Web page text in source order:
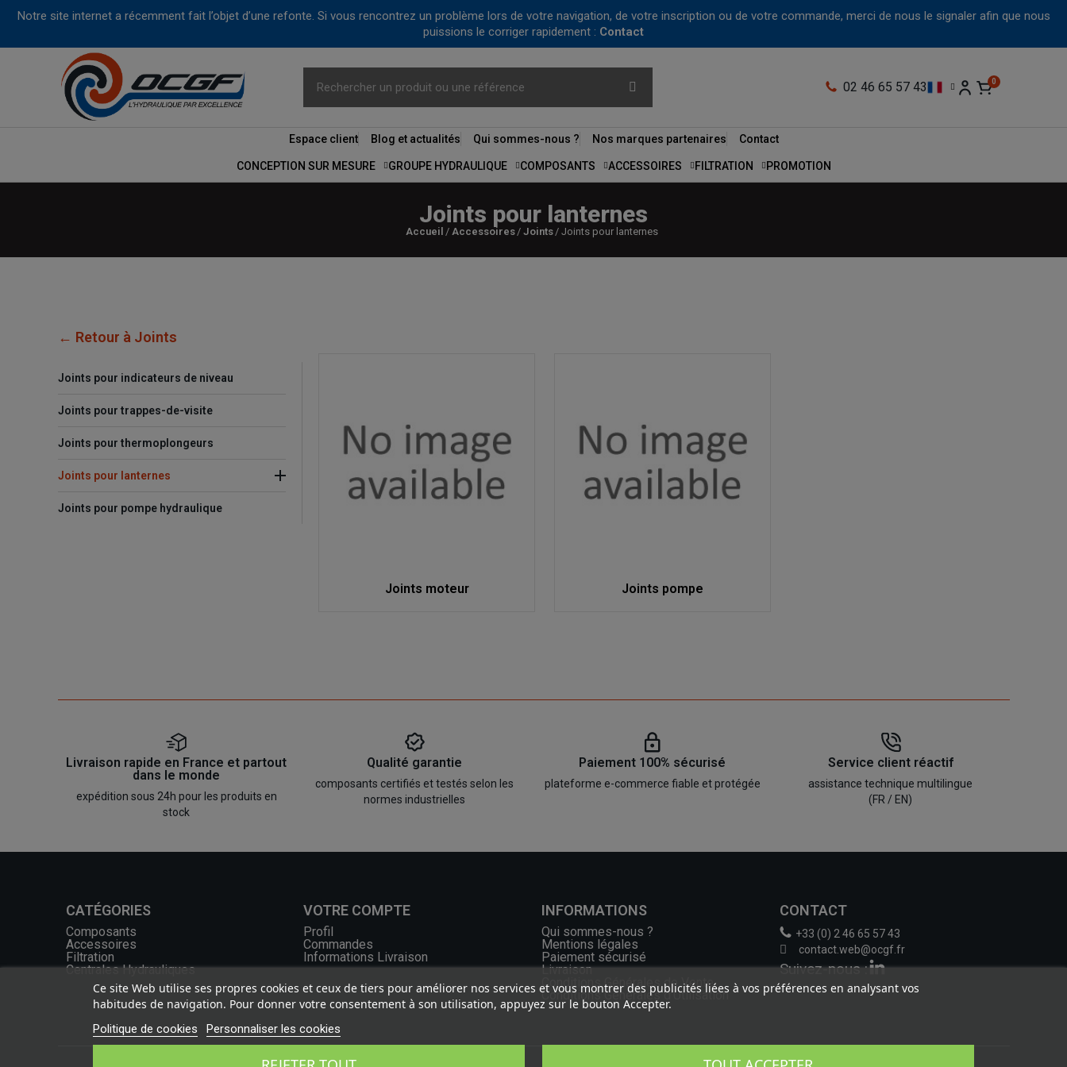
Notre site internet a récemment fait l’objet d’une refonte. Si vous rencontrez un problème lors de votre navigation, de votre inscription ou de votre commande, merci de nous le signaler afin que nous
puissions le corriger rapidement : Contact
02 46 65 57 43
Espace client Blog et actualités Qui sommes-nous ? Nos marques partenaires Contact
CONCEPTION SUR MESURE GROUPE HYDRAULIQUE COMPOSANTS ACCESSOIRES FILTRATION PROMOTION
Joints pour lanternes
Accueil Accessoires Joints Joints pour lanternes
← Retour à Joints
Joints pour indicateurs de niveau
Joints pour trappes-de-visite
Joints pour thermoplongeurs
Joints pour lanternes
Joints pour pompe hydraulique
Joints moteur Joints pompe
Livraison rapide en France et partout
dans le monde
expédition sous 24h pour les produits en
stock
Qualité garantie
composants certifiés et testés selon les
normes industrielles
Paiement 100% sécurisé
plateforme e-commerce fiable et protégée
Service client réactif
assistance technique multilingue
(FR / EN)
CATÉGORIES
Composants
Accessoires
Filtration
Centrales Hydrauliques
VOTRE COMPTE
Profil
Commandes
Informations Livraison
INFORMATIONS
Qui sommes-nous ?
Mentions légales
Paiement sécurisé
Livraison
Conditions Générales de Vente
Conditions Générales d'Utilisation
CONTACT
+33 (0) 2 46 65 57 43
contact.web@ocgf.fr
Suivez-nous :
Ce site Web utilise ses propres cookies et ceux de tiers pour améliorer nos services et vous montrer des publicités liées à vos préférences en analysant vos
habitudes de navigation. Pour donner votre consentement à son utilisation, appuyez sur le bouton Accepter.
Politique de cookies Personnaliser les cookies